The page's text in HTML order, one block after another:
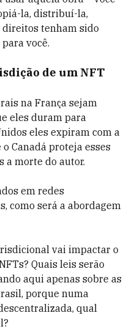
la, distribuí-la,
direitos tenham sido
você.
de um NFT
na França sejam
eles duram para
eles expiram com a
Canadá proteja esses
a morte do autor.
em redes
como será a abordagem
vai impactar o
Quais leis serão
aqui apenas sobre as
porque numa
qual